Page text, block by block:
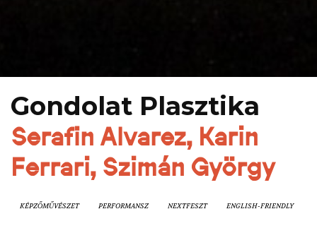
Gondolat Plasztika
Serafin Alvarez, Karin
Ferrari, Szimán György
KÉPZŐMŰVÉSZET PERFORMANSZ NEXTFESZT ENGLISH-FRIENDLY